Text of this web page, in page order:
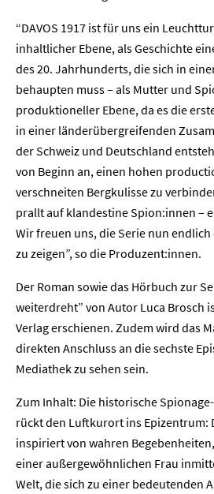
“DAVOS 1917 ist für uns ein
inhaltlicher Ebene, als Geschichte
des 20. Jahrhunderts, die sich in
behaupten muss – als Mutter und
produktioneller Ebene, da es die
in einer länderübergreifenden
der Schweiz und Deutschland
von Beginn an, einen hohen
verschneiten Bergkulisse zu
prallt auf klandestine Spion:innen –
Wir freuen uns, die Serie nun
zu zeigen”, so die Produzent:innen.
Der Roman sowie das Hörbuch zur
weiterdreht” von Autor Luca Brosch
Verlag erschienen. Zudem wird das
direkten Anschluss an die sechste
Mediathek zu sehen sein.
Zum Inhalt: Die historische Spionage-
rückt den Luftkurort ins Epizentrum:
inspiriert von wahren
einer außergewöhnlichen Frau
Welt, die sich zu einer bedeutenden